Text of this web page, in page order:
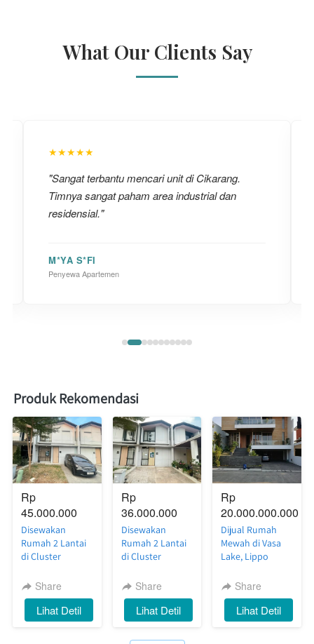
What Our Clients Say
★★★★★
"Sangat terbantu mencari unit di Cikarang.
Timnya sangat paham area industrial dan
residensial."
M*YA S*FI
Penyewa Apartemen
Produk Rekomendasi
Rp
45.000.000
Disewakan
Rumah 2 Lantai
di Cluster
Waterfront
Estate, Lippo
Cikarang — Luas,
Nyaman, Siap
Share
`Lihat Detil
Rp
36.000.000
Disewakan
Rumah 2 Lantai
di Cluster
Waterfront
Estate, Lippo
Cikarang —
Nyaman, Rapi,
Share
`
Lihat Detil
Rp
20.000.000.000
Dijual Rumah
Mewah di Vasa
Lake, Lippo
Furnish, Siap
Huni dengan
Private
Swimming Pool
Share
`Lihat Detil